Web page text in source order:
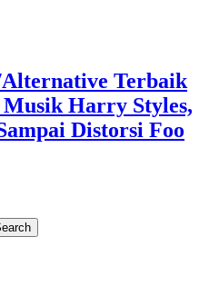
Terbaik
Harry Styles,
Distorsi Foo